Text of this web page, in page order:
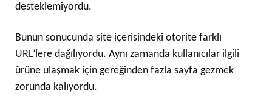
desteklemiyordu.
Bunun sonucunda site içerisindeki otorite farklı
URL’lere dağılıyordu. Aynı zamanda kullanıcılar ilgili
ürüne ulaşmak için gereğinden fazla sayfa gezmek
zorunda kalıyordu.